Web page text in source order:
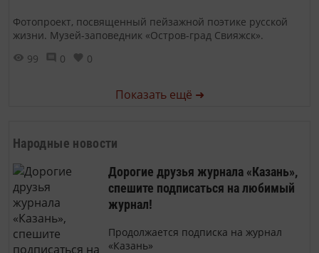
Фотопроект, посвященный пейзажной поэтике русской
жизни. Музей-заповедник «Остров-град Свияжск».
99
0 0
Показать ещё ➜
Народные новости
Дорогие друзья журнала «Казань»,
спешите подписаться на любимый
журнал!
Продолжается подписка на журнал
«Казань»